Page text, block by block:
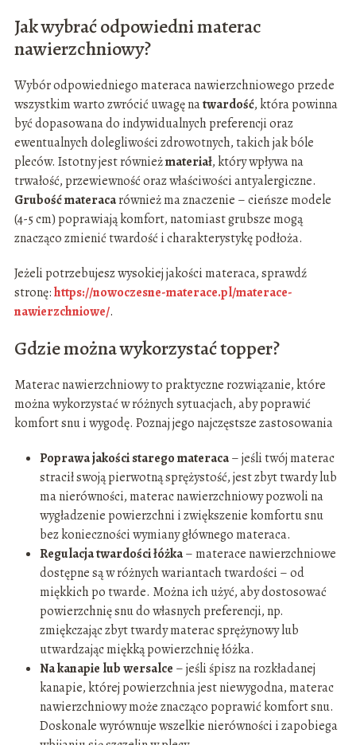
Jak wybrać odpowiedni materac
nawierzchniowy?
Wybór odpowiedniego materaca nawierzchniowego przede
wszystkim warto zwrócić uwagę natwardość, która powinna
być dopasowana do indywidualnych preferencji oraz
ewentualnych dolegliwości zdrowotnych, takich jak bóle
pleców. Istotny jest równieżmateriał, który wpływa na
trwałość, przewiewność oraz właściwości antyalergiczne.
Grubość materacarównież ma znaczenie – cieńsze modele
(4-5 cm) poprawiają komfort, natomiast grubsze mogą
znacząco zmienić twardość i charakterystykę podłoża.
Jeżeli potrzebujesz wysokiej jakości materaca, sprawdź
stronę:https://nowoczesne-materace.pl/materace-
nawierzchniowe/.
Gdzie można wykorzystać topper?
Materac nawierzchniowy to praktyczne rozwiązanie, które
można wykorzystać w różnych sytuacjach, aby poprawić
komfort snu i wygodę. Poznaj jego najczęstsze zastosowania
Poprawa jakości starego materaca– jeśli twój materac
stracił swoją pierwotną sprężystość, jest zbyt twardy lub
ma nierówności, materac nawierzchniowy pozwoli na
wygładzenie powierzchni i zwiększenie komfortu snu
bez konieczności wymiany głównego materaca.
Regulacja twardości łóżka– materace nawierzchniowe
dostępne są w różnych wariantach twardości – od
miękkich po twarde. Można ich użyć, aby dostosować
powierzchnię snu do własnych preferencji, np.
zmiękczając zbyt twardy materac sprężynowy lub
utwardzając miękką powierzchnię łóżka.
Na kanapie lub wersalce – jeśli śpisz na rozkładanej
kanapie, której powierzchnia jest niewygodna, materac
nawierzchniowy może znacząco poprawić komfort snu.
Doskonale wyrównuje wszelkie nierówności i zapobiega